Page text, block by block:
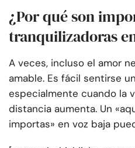
¿Por qué son
tranquilizadoras
A veces, incluso el amor
amable. Es fácil sentirse
especialmente cuando la
distancia aumenta. Un
importas» en voz baja